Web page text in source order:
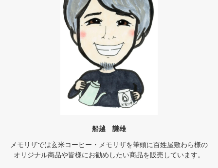
船越 謙雄
メモリザでは玄米コーヒー・メモリザを筆頭に百姓屋敷わら様の
オリジナル商品や皆様にお勧めしたい商品を販売しています。